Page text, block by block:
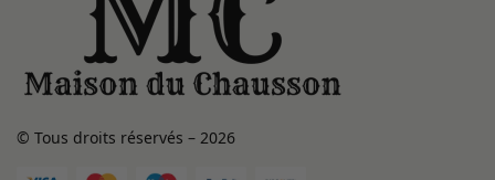
© Tous droits réservés – 2026